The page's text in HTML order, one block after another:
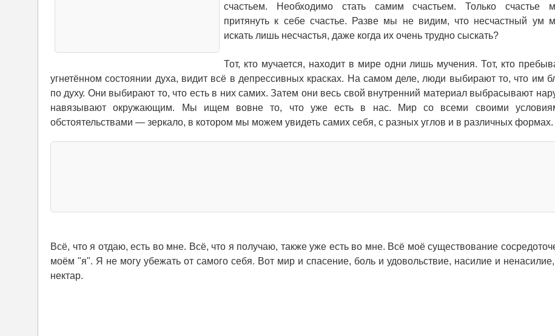
счастьем. Необходимо стать самим счастьем. Только счастье
притянуть к себе счастье. Разве мы не видим, что несчастный ум
искать лишь несчастья, даже когда их очень трудно сыскать?
Тот, кто мучается, находит в мире одни лишь мучения. Тот, кто
угнетённом состоянии духа, видит всё в депрессивных красках. На самом деле, люди выбирают то, что им
по духу. Они выбирают то, что есть в них самих. Затем они весь свой внутренний материал выбрасывают
навязывают окружающим. Мы ищем вовне то, что уже есть в нас. Мир со всеми своими
обстоятельствами — зеркало, в котором мы можем увидеть самих себя, с разных углов и в различных формах.
Всё, что я отдаю, есть во мне. Всё, что я получаю, также уже есть во мне. Всё моё существование
моём "я". Я не могу убежать от самого себя. Вот мир и спасение, боль и удовольствие, насилие и
нектар.